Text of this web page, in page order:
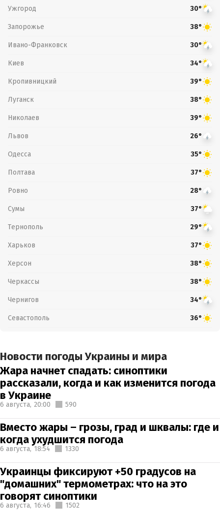
Ужгород 30°
Запорожье 38°
Ивано-Франковск 30°
Киев 34°
Кропивницкий 39°
Луганск 38°
Николаев 39°
Львов 26°
Одесса 35°
Полтава 37°
Ровно 28°
Сумы 37°
Тернополь 29°
Харьков 37°
Херсон 38°
Черкассы 38°
Чернигов 34°
Севастополь 36°
Новости погоды Украины и мира
Жара начнет спадать: синоптики
рассказали, когда и как изменится погода
в Украине
6 августа, 20:00 590
Вместо жары – грозы, град и шквалы: где и
когда ухудшится погода
6 августа, 18:54 1330
Украинцы фиксируют +50 градусов на
"домашних" термометрах: что на это
говорят синоптики
6 августа, 16:46 1502